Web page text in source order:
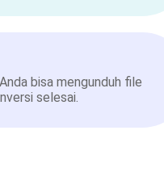
bisa mengunduh file
selesai.